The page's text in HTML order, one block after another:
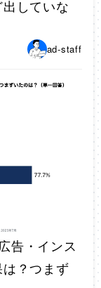
していな
ad-staff
告・インス
？つまず